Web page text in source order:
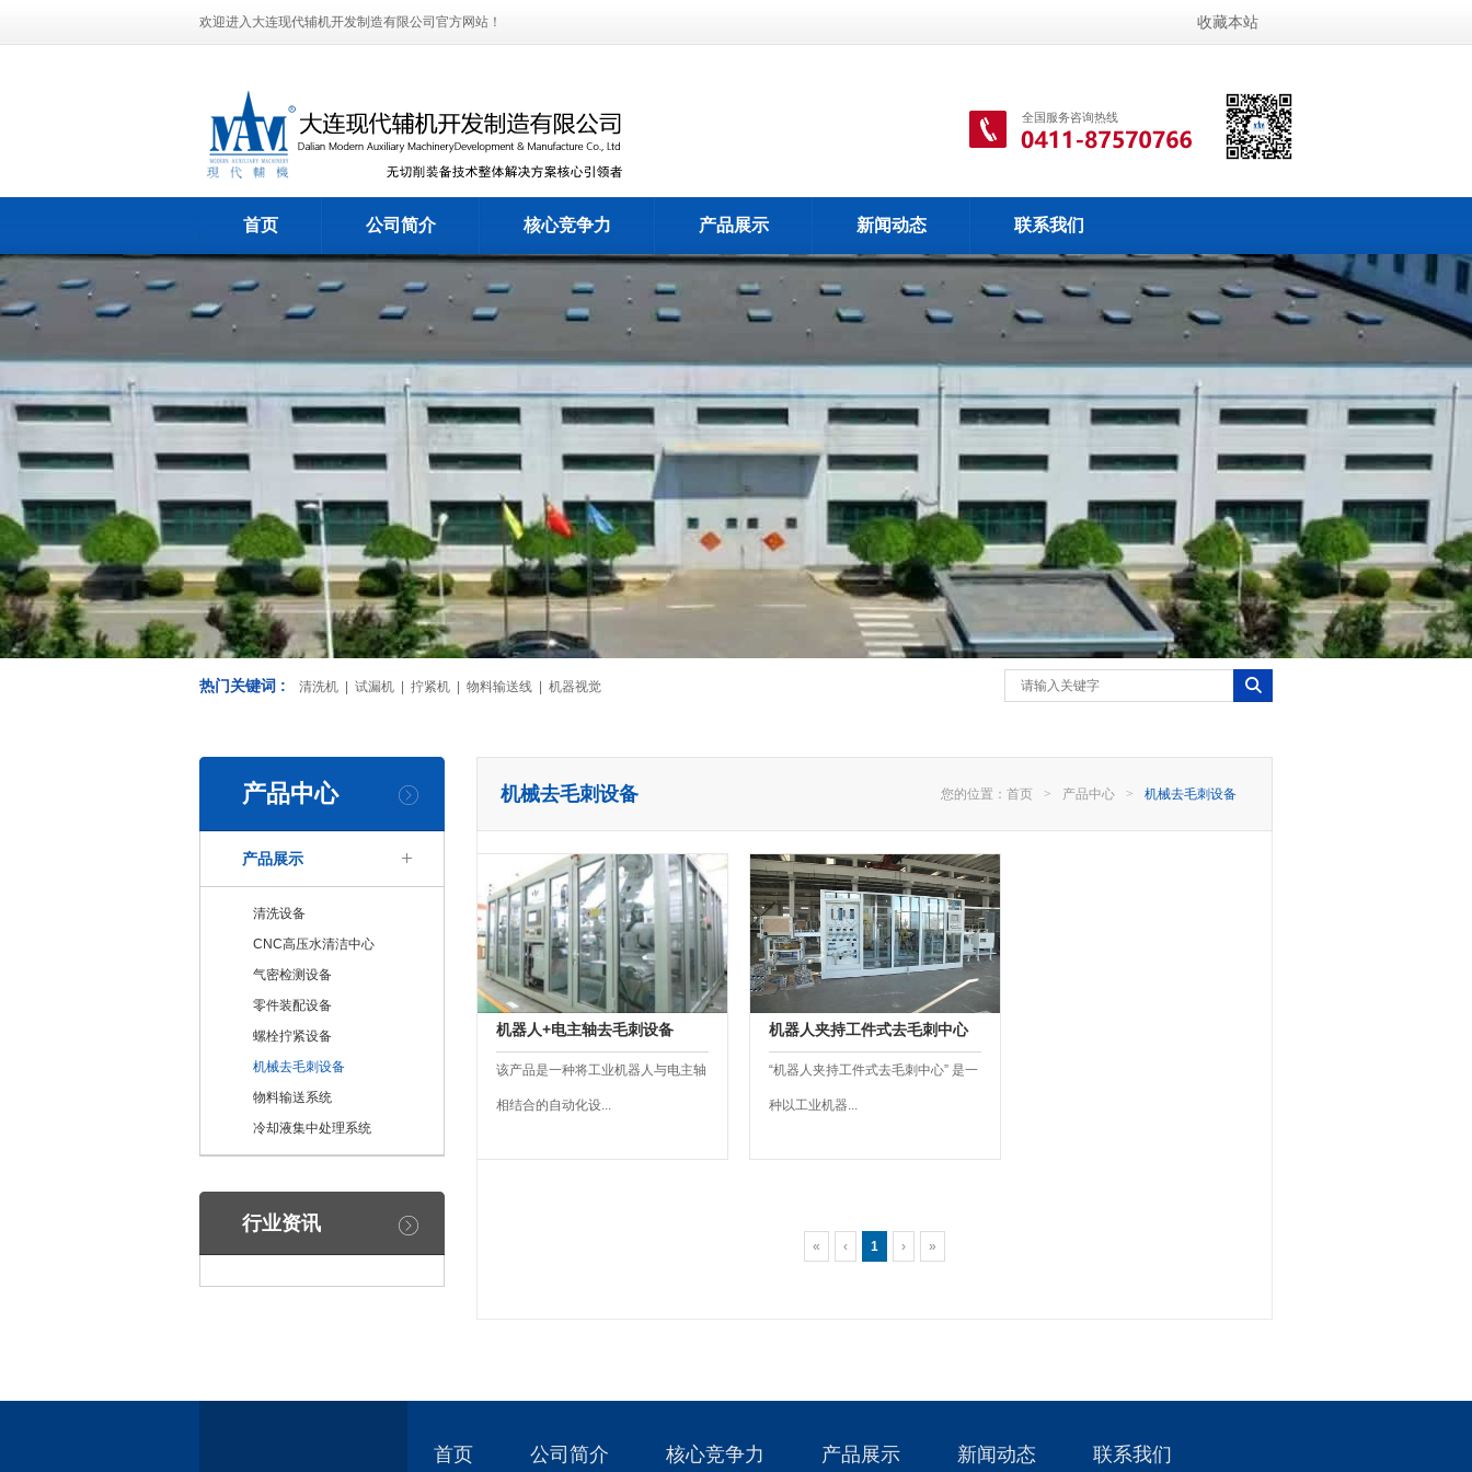
欢迎进入大连现代辅机开发制造有限公司官方网站！ 收藏本站
全国服务咨询热线
首页 公司简介 核心竞争力 产品展示 新闻动态 联系我们
热门关键词 : 清洗机 | 试漏机 | 拧紧机 | 物料输送线 | 机器视觉
产品中心
产品展示
清洗设备
CNC高压水清洁中心
气密检测设备
零件装配设备
螺栓拧紧设备
机械去毛刺设备
物料输送系统
冷却液集中处理系统
行业资讯
机械去毛刺设备 您的位置： 首页 > 产品中心 > 机械去毛刺设备
机器人+电主轴去毛刺设备
该产品是一种将工业机器人与电主轴
相结合的自动化设...
机器人夹持工件式去毛刺中心
“机器人夹持工件式去毛刺中心” 是一
种以工业机器...
« ‹ 1 › »
首页 公司简介 核心竞争力 产品展示 新闻动态 联系我们